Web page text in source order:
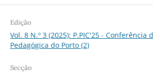
Edição
Vol. 8 N.º 3 (2025): P.PIC'25 - Conferência
Pedagógica do Porto (2)
Secção